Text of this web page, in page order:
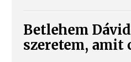
Betlehem
szeretem, amit